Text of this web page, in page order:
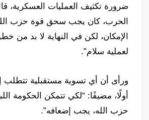
ضرورة تكثيف العمليات العسكرية،
الحرب، كان يجب سحق قوة حزب
الإمكان، لكن في النهاية لا بد من
لعملية سلام”.
ورأى أن أي تسوية مستقبلية
أولًا، مضيفًا: “لكي تتمكن الحكومة
حزب الله، يجب إضعافه”.